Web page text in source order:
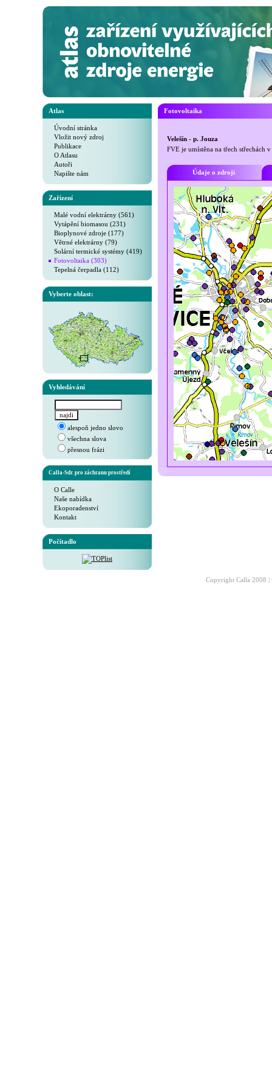
Atlas
Úvodní stránka
Vložit nový zdroj
Publikace
O Atlasu
Autoři
Napište nám
Zařízení
Malé vodní elektrárny (561)
Vytápění biomasou (231)
Bioplynové zdroje (177)
Větrné elektrárny (79)
Solární termické systémy (419)
Fotovoltaika (303)
Tepelná čerpadla (112)
Vyberte oblast:
Vyhledávání
alespoň jedno slovo
všechna slova
přesnou frázi
Calla-Sdr. pro záchranu prostředí
O Calle
Naše nabídka
Ekoporadenství
Kontakt
Počítadlo
Fotovoltaika
Velešín - p. Jouza
FVE je umístěna na třech střechách
Údaje o zdroji
Copyright Calla 2008 |